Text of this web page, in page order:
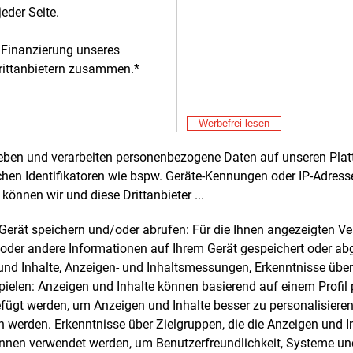
Seite.
unseres
zusammen.*
Werbefrei lesen
und verarbeiten personenbezogene Daten auf unseren
Identifikatoren wie bspw. Geräte-Kennungen oder IP-
wir und diese Drittanbieter ...
speichern und/oder abrufen: Für die Ihnen angezeigten
andere Informationen auf Ihrem Gerät gespeichert oder
Inhalte, Anzeigen- und Inhaltsmessungen, Erkenntnisse
Anzeigen und Inhalte können basierend auf einem Profil
werden, um Anzeigen und Inhalte besser zu
werden. Erkenntnisse über Zielgruppen, die die Anzeigen und
verwendet werden, um Benutzerfreundlichkeit, Systeme
der Grundversorgungstarif und die
Wuppertaler Stadtwerke (WSW)
durch deutliche Preisreduktionen. Ab
Januar wird der Stromarbeitspreis um
Prozent gesenkt, was einem
mit 3.500 kWh
eine Einsparung von etwa
werden zum 1. Februar 2025
zu 16 Prozent gesenkt, wodurch ein
mit 15.000 kWh rund 370 Euro pro
Die WSW geben damit die
Beschaffungskosten direkt an die
weiter, obwohl auch hier
E&M
E&M
E&M
E&M